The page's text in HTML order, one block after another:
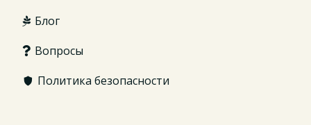
Блог
Вопросы
Политика безопасности